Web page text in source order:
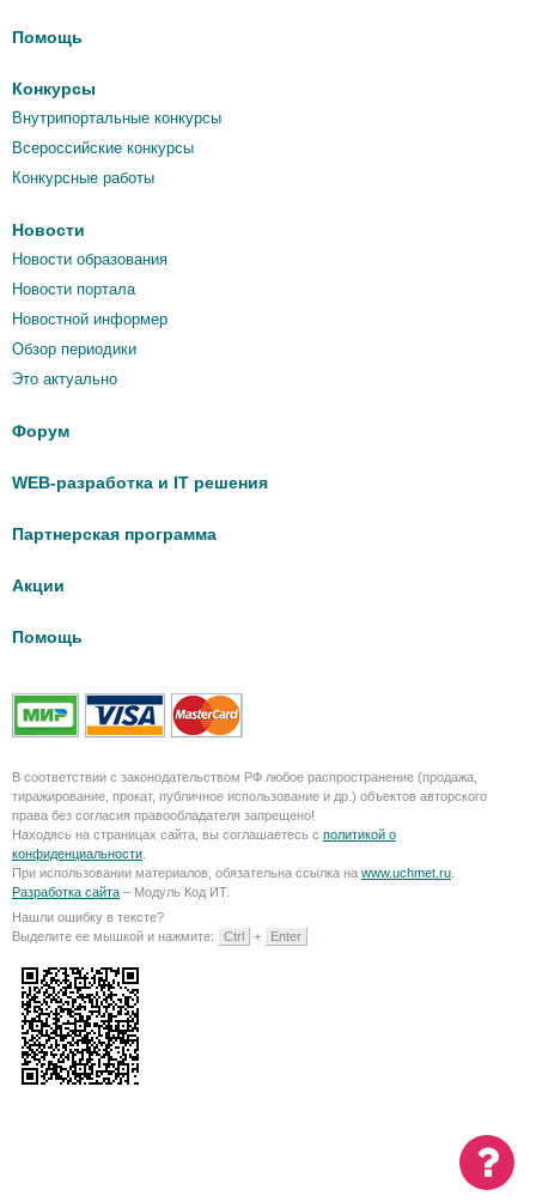
Помощь
Конкурсы
Внутрипортальные конкурсы
Всероссийские конкурсы
Конкурсные работы
Новости
Новости образования
Новости портала
Новостной информер
Обзор периодики
Это актуально
Форум
WEB-разработка и IT решения
Партнерская программа
Акции
Помощь
В соответствии с законодательством РФ любое распространение (продажа,
тиражирование, прокат, публичное использование и др.) объектов авторского
права без согласия правообладателя запрещено!
Находясь на страницах сайта, вы соглашаетесь с политикой о
конфиденциальности
При использовании материалов, обязательна ссылка на www.uchmet.ru
Разработка сайта – Модуль Код ИТ.
Нашли ошибку в тексте?
Выделите ее мышкой и нажмите:
Ctrl + Enter